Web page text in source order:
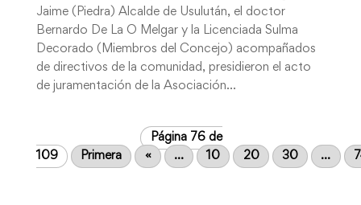
Jaime (Piedra) Alcalde de Usulután, el doctor
Bernardo De La O Melgar y la Licenciada Sulma
Decorado (Miembros del Concejo) acompañados
de directivos de la comunidad, presidieron el acto
de juramentación de la Asociación...
Página 76 de
109
Primera « ... 10 20 30 ...